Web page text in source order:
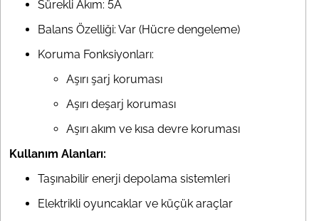
Sürekli Akım: 5A
Balans Özelliği: Var (Hücre dengeleme)
Koruma Fonksiyonları:
Aşırı şarj koruması
Aşırı deşarj koruması
Aşırı akım ve kısa devre koruması
Kullanım Alanları:
Taşınabilir enerji depolama sistemleri
Elektrikli oyuncaklar ve küçük araçlar